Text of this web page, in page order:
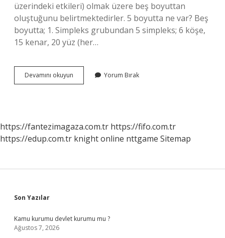
üzerindeki etkileri) olmak üzere beş boyuttan
oluştuğunu belirtmektedirler. 5 boyutta ne var? Beş
boyutta; 1. Simpleks grubundan 5 simpleks; 6 köşe,
15 kenar, 20 yüz (her…
Devamını okuyun
Kaç
Yorum Bırak
https://fantezimagaza.com.tr https://fifo.com.tr
https://edup.com.tr knight online nttgame Sitemap
Sidebar
Son Yazılar
Kamu kurumu devlet kurumu mu ?
Ağustos 7, 2026